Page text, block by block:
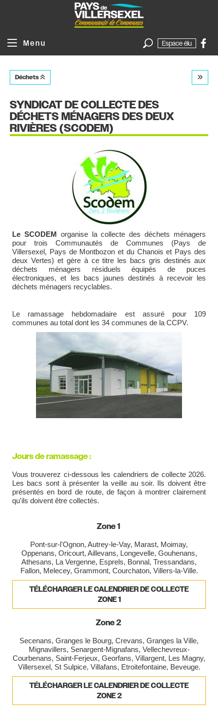
Menu Espace élu
Déchets
SYNDICAT DE COLLECTE DES
DÉCHETS MÉNAGERS DES DEUX
RIVIÈRES (SCODEM)
Le SCODEM organise la collecte des déchets ménagers
pour trois Communautés de Communes (Pays de
Villersexel, Pays de Montbozon et du Chanois et Pays des
deux Vertes) et gère à ce titre les bacs gris destinés aux
déchets ménagers résiduels équipés de puces
électroniques, et les bacs jaunes destinés à recevoir les
déchets ménagers recyclables.
Le ramassage hebdomadaire est assuré pour 109
communes au total dont les 34 communes de la CCPV.
Jours de ramassage :
Vous trouverez ci-dessous les calendriers de collecte 2026.
Les bacs sont à présenter la veille au soir. Ils doivent être
présentés en bord de route, de façon à montrer clairement
qu'ils doivent être collectés.
Zone 1
Pont-sur-l'Ognon, Autrey-le-Vay, Marast, Moimay,
Oppenans, Oricourt, Aillevans, Longevelle, Gouhenans,
Athesans, La Vergenne, Esprels, Bonnal, Tressandans,
Fallon, Melecey, Grammont, Courchaton, Villers-la-Ville.
TÉLÉCHARGER LE CALENDRIER DE COLLECTE
ZONE 1
Zone 2
Secenans, Granges le Bourg, Crevans, Granges la Ville,
Mignavillers, Senargent-Mignafans, Vellechevreux-
Courbenans, Saint-Ferjeux, Georfans, Villargent, Les Magny,
Villersexel, St Sulpice, Villafans, Etroitefontaine, Beveuge.
TÉLÉCHARGER LE CALENDRIER DE COLLECTE
ZONE 2
Panneau de gestion des cookies